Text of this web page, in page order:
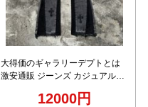
大得価のギャラリーデプトとは
激安通販 ジーンズ カジュアルズ
12000円